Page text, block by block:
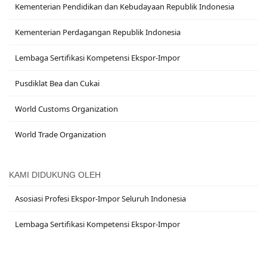
Kementerian Pendidikan dan Kebudayaan Republik Indonesia
Kementerian Perdagangan Republik Indonesia
Lembaga Sertifikasi Kompetensi Ekspor-Impor
Pusdiklat Bea dan Cukai
World Customs Organization
World Trade Organization
KAMI DIDUKUNG OLEH
Asosiasi Profesi Ekspor-Impor Seluruh Indonesia
Lembaga Sertifikasi Kompetensi Ekspor-Impor